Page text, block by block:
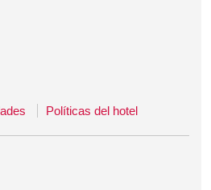
Políticas del hotel